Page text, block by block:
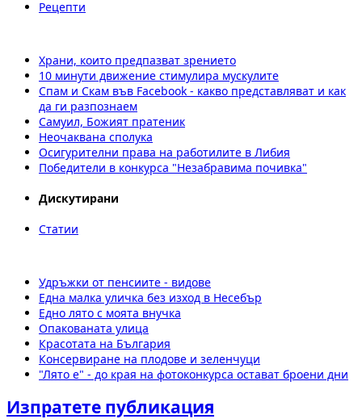
Рецепти
Храни, които предпазват зрението
10 минути движение стимулира мускулите
Спам и Скам във Facebook - какво представляват и как
да ги разпознаем
Самуил, Божият пратеник
Неочаквана сполука
Осигурителни права на работилите в Либия
Победители в конкурса "Незабравима почивка"
Дискутирани
Статии
Удръжки от пенсиите - видове
Една малка уличка без изход в Несебър
Едно лято с моята внучка
Опакованата улица
Красотата на България
Консервиране на плодове и зеленчуци
"Лято е" - до края на фотоконкурса остават броени дни
Изпратете публикация